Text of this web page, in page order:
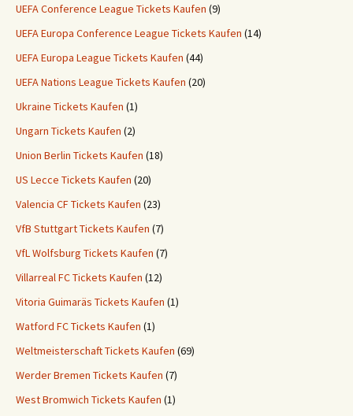
UEFA Conference League Tickets Kaufen (9)
UEFA Europa Conference League Tickets Kaufen (14)
UEFA Europa League Tickets Kaufen (44)
UEFA Nations League Tickets Kaufen (20)
Ukraine Tickets Kaufen (1)
Ungarn Tickets Kaufen (2)
Union Berlin Tickets Kaufen (18)
US Lecce Tickets Kaufen (20)
Valencia CF Tickets Kaufen (23)
VfB Stuttgart Tickets Kaufen (7)
VfL Wolfsburg Tickets Kaufen (7)
Villarreal FC Tickets Kaufen (12)
Vitoria Guimaräs Tickets Kaufen (1)
Watford FC Tickets Kaufen (1)
Weltmeisterschaft Tickets Kaufen (69)
Werder Bremen Tickets Kaufen (7)
West Bromwich Tickets Kaufen (1)